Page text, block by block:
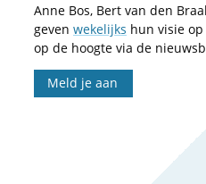
Anne Bos, Bert van den
geven wekelijks hun visie
op de hoogte via de
Meld je aan